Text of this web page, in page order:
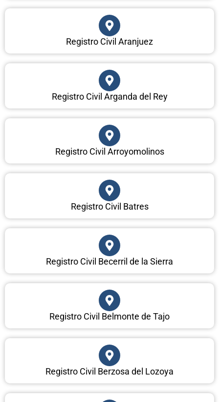
Registro Civil Aranjuez
Registro Civil Arganda del Rey
Registro Civil Arroyomolinos
Registro Civil Batres
Registro Civil Becerril de la Sierra
Registro Civil Belmonte de Tajo
Registro Civil Berzosa del Lozoya